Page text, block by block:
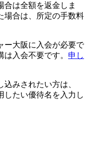
は全額を返金しま
場合は、所定の手数料
ー大阪に入会が必要で
入会不要です。 申し
みされたい方は、
したい優待名を入力し